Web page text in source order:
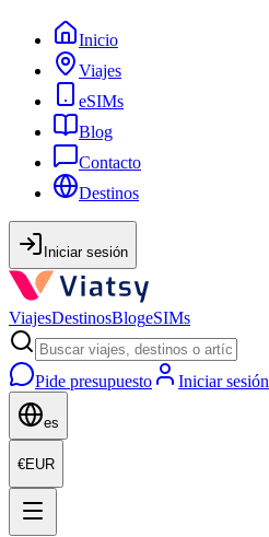
Inicio
Viajes
eSIMs
Blog
Contacto
Destinos
Iniciar sesión
ViajesDestinosBlogeSIMs
Pide presupuesto Iniciar sesión
es
€EUR